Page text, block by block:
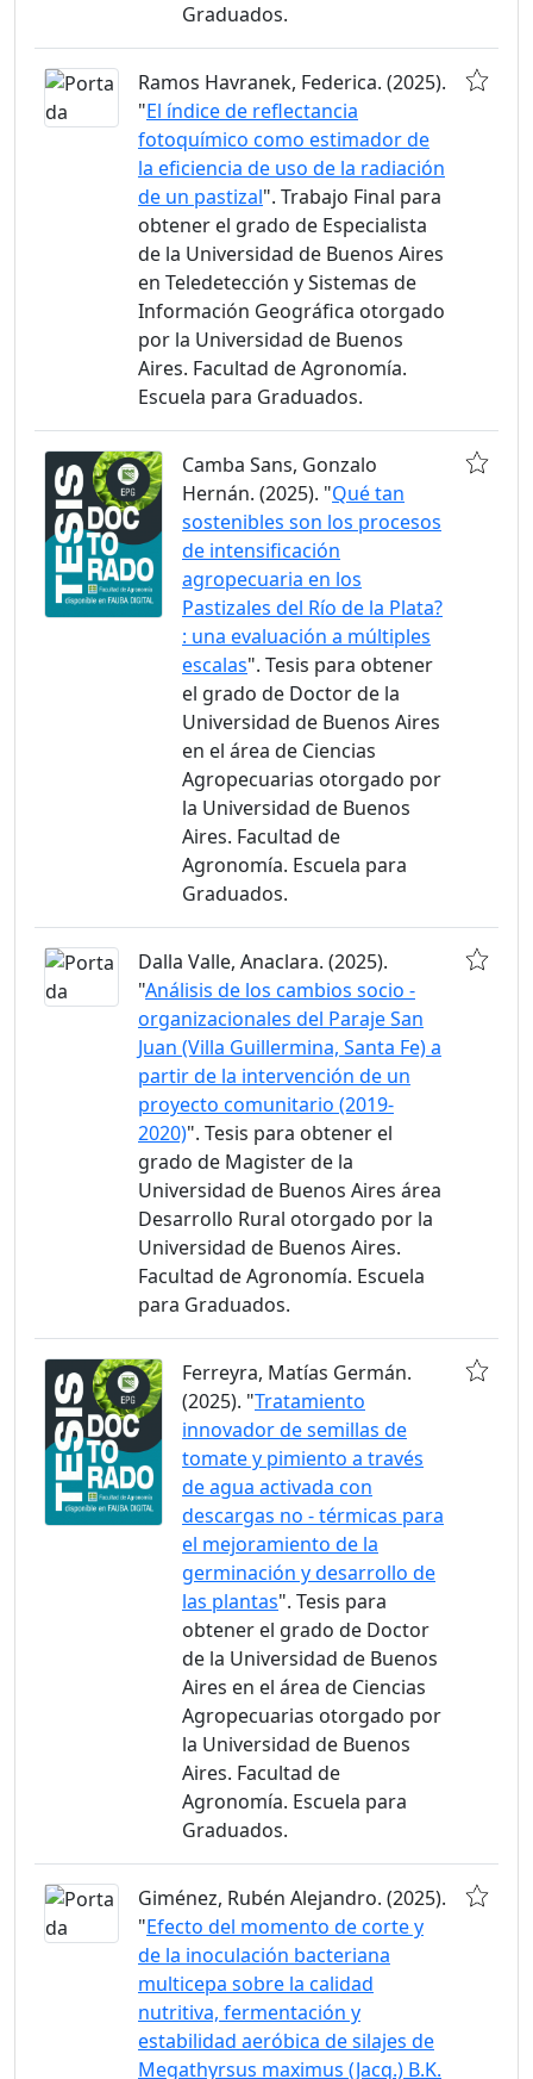
Graduados.
Ramos Havranek, Federica. (2025).
"El índice de reflectancia
fotoquímico como estimador de
la eficiencia de uso de la radiación
de un pastizal". Trabajo Final para
obtener el grado de Especialista
de la Universidad de Buenos Aires
en Teledetección y Sistemas de
Información Geográfica otorgado
por la Universidad de Buenos
Aires. Facultad de Agronomía.
Escuela para Graduados.
Camba Sans, Gonzalo
Hernán. (2025). "Qué tan
sostenibles son los procesos
de intensificación
agropecuaria en los
Pastizales del Río de la Plata?
: una evaluación a múltiples
escalas". Tesis para obtener
el grado de Doctor de la
Universidad de Buenos Aires
en el área de Ciencias
Agropecuarias otorgado por
la Universidad de Buenos
Aires. Facultad de
Agronomía. Escuela para
Graduados.
Dalla Valle, Anaclara. (2025).
"Análisis de los cambios socio -
organizacionales del Paraje San
Juan (Villa Guillermina, Santa Fe) a
partir de la intervención de un
proyecto comunitario (2019-
2020)". Tesis para obtener el
grado de Magister de la
Universidad de Buenos Aires área
Desarrollo Rural otorgado por la
Universidad de Buenos Aires.
Facultad de Agronomía. Escuela
para Graduados.
Ferreyra, Matías Germán.
(2025). "Tratamiento
innovador de semillas de
tomate y pimiento a través
de agua activada con
descargas no - térmicas para
el mejoramiento de la
germinación y desarrollo de
las plantas". Tesis para
obtener el grado de Doctor
de la Universidad de Buenos
Aires en el área de Ciencias
Agropecuarias otorgado por
la Universidad de Buenos
Aires. Facultad de
Agronomía. Escuela para
Graduados.
Giménez, Rubén Alejandro. (2025).
"Efecto del momento de corte y
de la inoculación bacteriana
multicepa sobre la calidad
nutritiva, fermentación y
estabilidad aeróbica de silajes de
Megathyrsus maximus (Jacq.) B.K.